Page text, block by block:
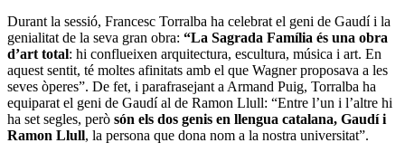
Durant la sessió, Francesc Torralba ha celebrat el geni de Gaudí i la
genialitat de la seva gran obra: “La Sagrada Família és una obra
d’art total: hi conflueixen arquitectura, escultura, música i art. En
aquest sentit, té moltes afinitats amb el que Wagner proposava a les
seves òperes”. De fet, i parafrasejant a Armand Puig, Torralba ha
equiparat el geni de Gaudí al de Ramon Llull: “Entre l’un i l’altre hi
ha set segles, però són els dos genis en llengua catalana, Gaudí i
Ramon Llull, la persona que dona nom a la nostra universitat”.